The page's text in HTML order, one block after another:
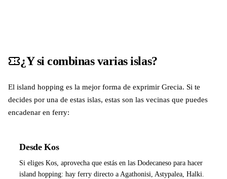
¿Y si combinas varias islas?
El island hopping es la mejor forma de exprimir Grecia. Si te
decides por una de estas islas, estas son las vecinas que puedes
encadenar en ferry:
Desde Kos
Si eliges Kos, aprovecha que estás en las Dodecaneso para hacer
island hopping: hay ferry directo a Agathonisi, Astypalea, Halki.